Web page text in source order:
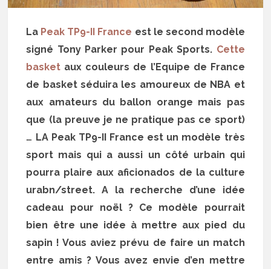
La Peak TP9-II France est le second modèle
signé Tony Parker pour Peak Sports. Cette
basket aux couleurs de l’Equipe de France
de basket séduira les amoureux de NBA et
aux amateurs du ballon orange mais pas
que (la preuve je ne pratique pas ce sport)
… LA Peak TP9-II France est un modèle très
sport mais qui a aussi un côté urbain qui
pourra plaire aux aficionados de la culture
urabn/street. A la recherche d’une idée
cadeau pour noël ? Ce modèle pourrait
bien être une idée à mettre aux pied du
sapin ! Vous aviez prévu de faire un match
entre amis ? Vous avez envie d’en mettre